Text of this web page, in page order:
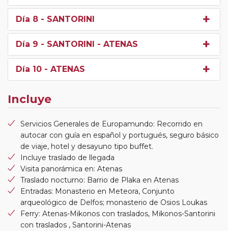
Día 8 - SANTORINI
Día 9 - SANTORINI - ATENAS
Día 10 - ATENAS
Incluye
Servicios Generales de Europamundo: Recorrido en
autocar con guía en español y portugués, seguro básico
de viaje, hotel y desayuno tipo buffet.
Incluye traslado de llegada
Visita panorámica en: Atenas
Traslado nocturno: Barrio de Plaka en Atenas
Entradas: Monasterio en Meteora, Conjunto
arqueológico de Delfos; monasterio de Osios Loukas
Ferry: Atenas-Mikonos con traslados, Mikonos-Santorini
con traslados , Santorini-Atenas